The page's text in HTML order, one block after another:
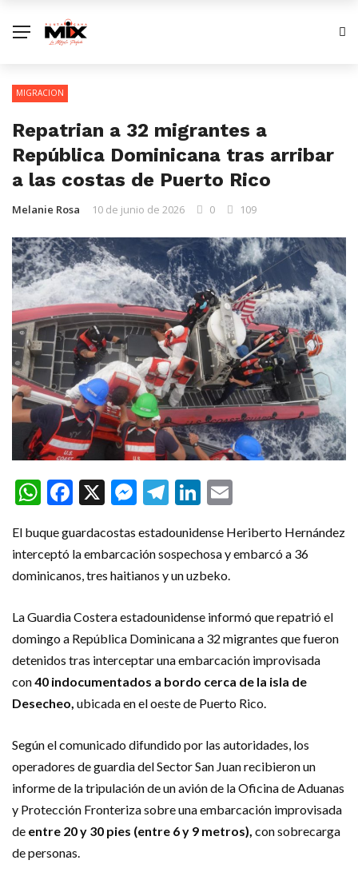
MIGRACION
Repatrian a 32 migrantes a
República Dominicana tras arribar
a las costas de Puerto Rico
Melanie Rosa 10 de junio de 2026 0 109
WhatsApp
Facebook
X Messenger
Telegram
LinkedIn
El buque guardacostas estadounidense Heriberto Hernández
interceptó la embarcación sospechosa y embarcó a 36
dominicanos, tres haitianos y un uzbeko.
La Guardia Costera estadounidense informó que repatrió el
domingo a República Dominicana a 32 migrantes que fueron
detenidos tras interceptar una embarcación improvisada
con40 indocumentados a bordo cerca de la isla de
Desecheo, ubicada en el oeste de Puerto Rico.
Según el comunicado difundido por las autoridades, los
operadores de guardia del Sector San Juan recibieron un
informe de la tripulación de un avión de la Oficina de Aduanas
y Protección Fronteriza sobre una embarcación improvisada
de entre 20 y 30 pies (entre 6 y 9 metros), con sobrecarga
de personas.